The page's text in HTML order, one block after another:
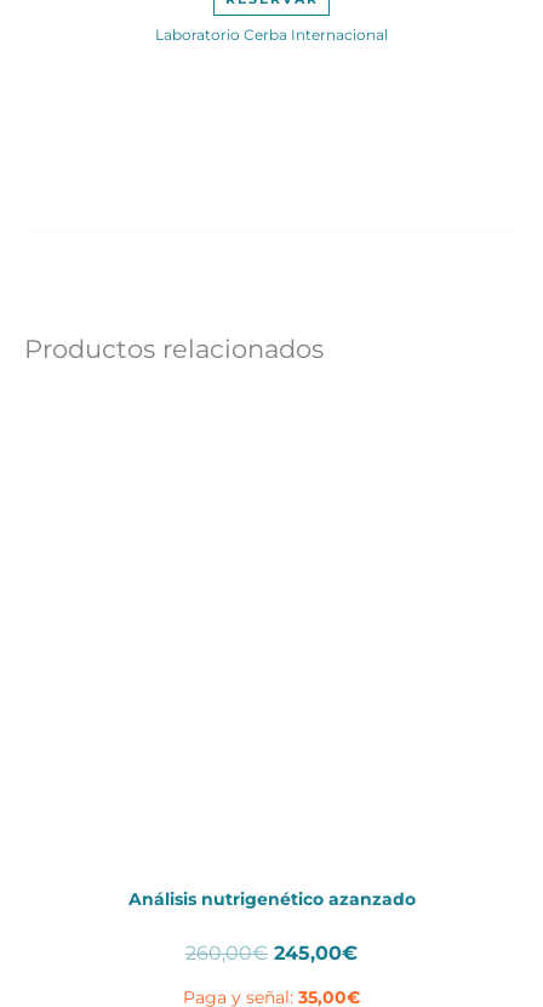
Laboratorio Cerba Internacional
Productos relacionados
Análisis nutrigenético azanzado
260,00€ El
original
245,00€El
actual
Paga y señal: 35,00€